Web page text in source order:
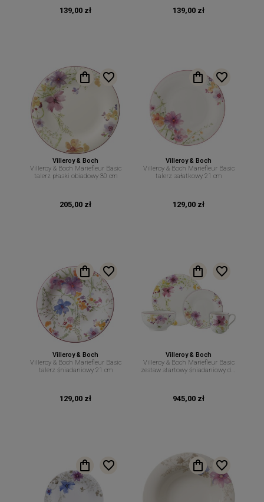
139,00 zł 139,00 zł
Villeroy & Boch
Villeroy & Boch Mariefleur Basic
talerz płaski obiadowy 30 cm
205,00 zł
Villeroy & Boch
Villeroy & Boch Mariefleur Basic
talerz sałatkowy 21 cm
129,00 zł
Villeroy & Boch
Villeroy & Boch Mariefleur Basic
talerz śniadaniowy 21 cm
129,00 zł
Villeroy & Boch
Villeroy & Boch Mariefleur Basic
zestaw startowy śniadaniowy dla
945,00 zł